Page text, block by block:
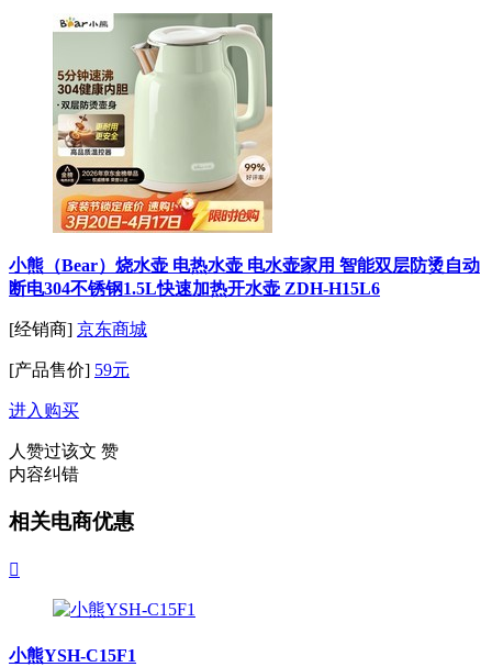
小熊（Bear）烧水壶 电热水壶 电水壶家用 智能双层防烫自动
断电304不锈钢1.5L快速加热开水壶 ZDH-H15L6
[经销商] 京东商城
[产品售价] 59元
进入购买
人赞过该文 赞
内容纠错
相关电商优惠

小熊YSH-C15F1